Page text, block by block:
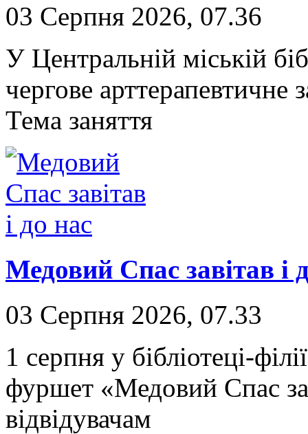
03 Серпня 2026, 07.36
У Центральній міській
чергове арттерапевтичне
Тема заняття
Медовий Спас завітав і
03 Серпня 2026, 07.33
1 серпня у бібліотеці-
фуршет «Медовий Спас
відвідувачам